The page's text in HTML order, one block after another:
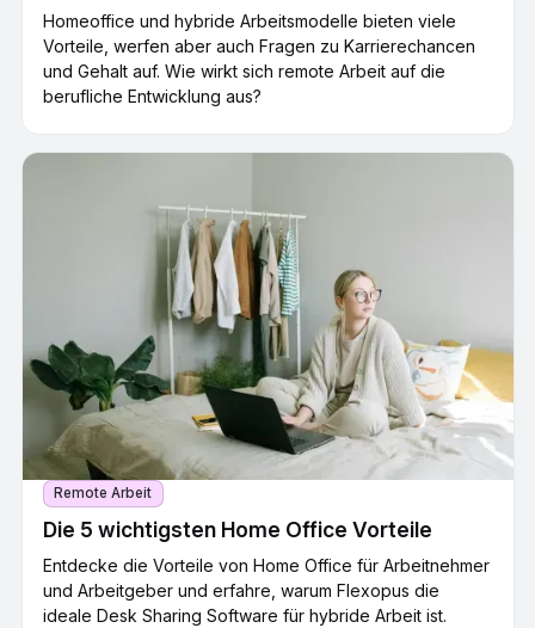
Homeoffice und hybride Arbeitsmodelle bieten viele
Vorteile, werfen aber auch Fragen zu Karrierechancen
und Gehalt auf. Wie wirkt sich remote Arbeit auf die
berufliche Entwicklung aus?
Remote Arbeit
Die 5 wichtigsten Home Office Vorteile
Entdecke die Vorteile von Home Office für Arbeitnehmer
und Arbeitgeber und erfahre, warum Flexopus die
ideale Desk Sharing Software für hybride Arbeit ist.